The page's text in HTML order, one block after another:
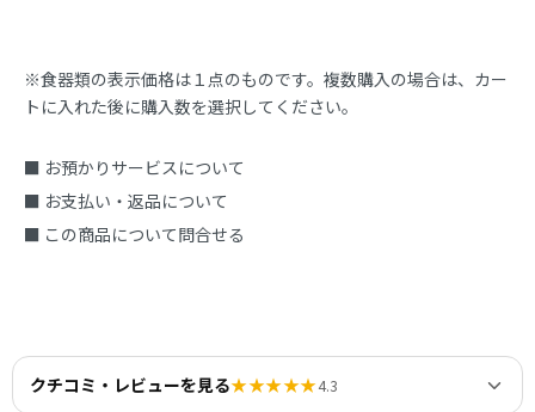
※食器類の表示価格は１点のものです。複数購入の場合は、カー
トに入れた後に購入数を選択してください。
■ お預かりサービスについて
■ お支払い・返品について
■ この商品について問合せる
クチコミ・レビューを見る★★★★★4.3